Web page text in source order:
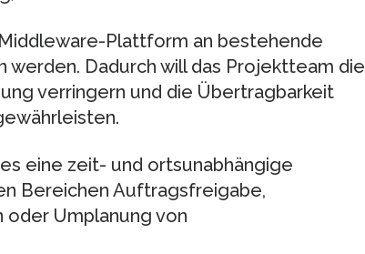
Plattform an bestehende
Dadurch will das Projektteam die
verringern und die Übertragbarkeit
eine zeit- und ortsunabhängige
Bereichen Auftragsfreigabe,
Umplanung von